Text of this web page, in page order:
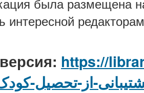
была размещена
интересной
https://
از-تحصیل-